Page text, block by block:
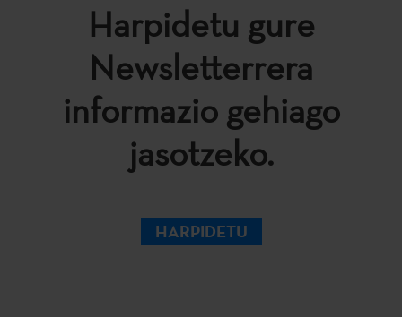
Harpidetu gure
Newsletterrera
informazio gehiago
jasotzeko.
HARPIDETU